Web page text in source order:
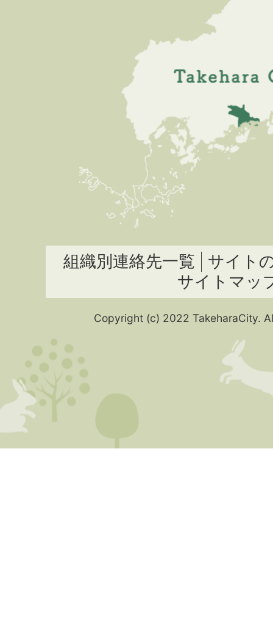
組織別連絡先一覧
サイト
サイトマッ
Copyright (c) 2022 TakeharaCity.